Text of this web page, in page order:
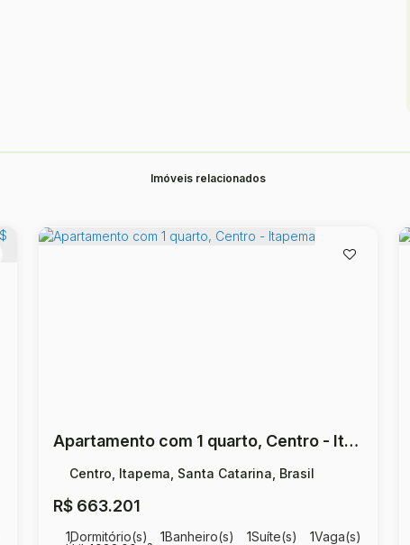
Imóveis relacionados
Apartamento com 1 quarto, Centro - Itapema
R$663.201
Centro, Itapema, Santa Catarina, Brasil
1Dormitório(s) 1Banheiro(s) 1Suíte(s) 1Vaga(s)